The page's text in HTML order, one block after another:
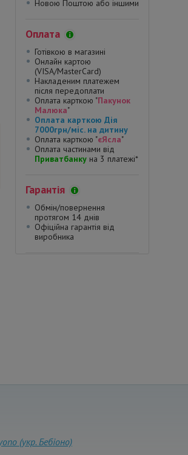
Новою Поштою або іншими
Оплата
Готівкою в магазині
Онлайн картою
(VISA/MasterCard)
Накладеним платежем
після передоплати
Оплата карткою "Пакунок
Малюка"
Оплата карткою Дія
7000грн/міс. на дитину
Оплата карткою "єЯсла"
Оплата частинами від
Приватбанку на 3 платежі*
Гарантія
Обмін/повернення
протягом 14 днів
Офіційна гарантія від
виробника
(укр. Бебіоно)